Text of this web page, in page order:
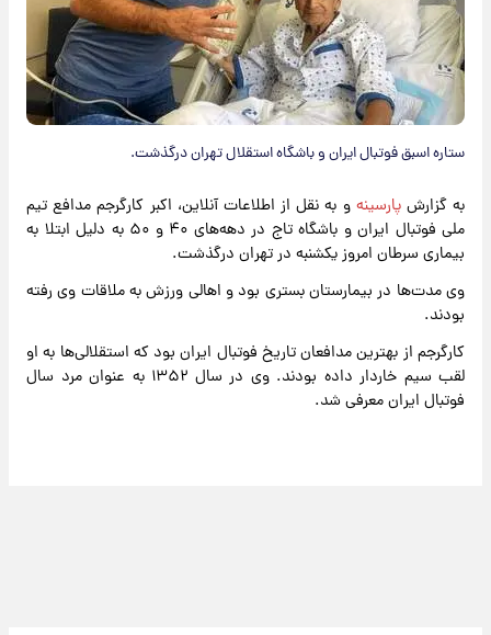
ستاره اسبق فوتبال ایران و باشگاه استقلال تهران درگذشت.
به گزارشپارسینه و به نقل از اطلاعات آنلاین، اکبر کارگرجم مدافع تیم
ملی فوتبال ایران و باشگاه تاج در دهه‌های ۴۰ و ۵۰ به دلیل ابتلا به
بیماری سرطان امروز یکشنبه در تهران درگذشت.
وی مدت‌ها در بیمارستان بستری بود و اهالی ورزش به ملاقات وی رفته
بودند.
کارگرجم از بهترین مدافعان تاریخ فوتبال ایران بود که استقلالی‌ها به او
لقب سیم خاردار داده بودند. وی در سال ۱۳۵۲ به عنوان مرد سال
فوتبال ایران معرفی شد.